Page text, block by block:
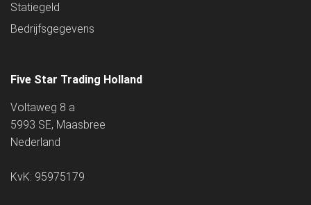
Statiegeld
Bedrijfsgegevens
Five Star Trading Holland
Voltaweg 8 a
5993 SE, Maasbree
Nederland
KvK: 95975179